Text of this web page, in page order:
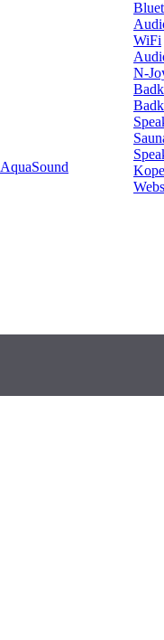
AquaSound
WiFi
N-